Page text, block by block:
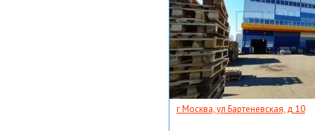
г Москва, ул Бартеневская, д 10